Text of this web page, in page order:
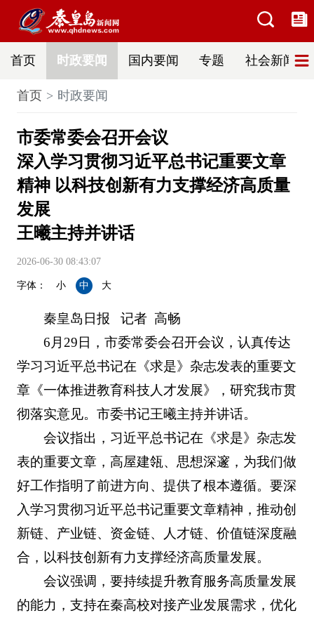
首页 时政要闻 国内要闻 专题 社会新闻
首页 时政要闻
市委常委会召开会议
深入学习贯彻习近平总书记重要文章
精神 以科技创新有力支撑经济高质量
发展
王曦主持并讲话
2026-06-30 08:43:07
字体： 小 中 大
秦皇岛日报 记者 高畅
6月29日，市委常委会召开会议，认真传达
学习习近平总书记在《求是》杂志发表的重要文
章《一体推进教育科技人才发展》，研究我市贯
彻落实意见。市委书记王曦主持并讲话。
会议指出，习近平总书记在《求是》杂志发
表的重要文章，高屋建瓴、思想深邃，为我们做
好工作指明了前进方向、提供了根本遵循。要深
入学习贯彻习近平总书记重要文章精神，推动创
新链、产业链、资金链、人才链、价值链深度融
合，以科技创新有力支撑经济高质量发展。
会议强调，要持续提升教育服务高质量发展
的能力，支持在秦高校对接产业发展需求，优化